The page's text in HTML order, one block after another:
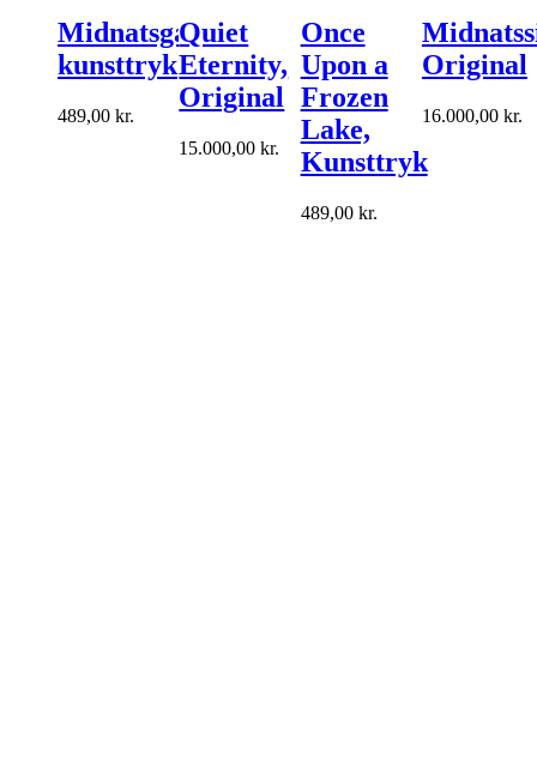
Midnatsgæsten,
kunsttryk
489,00 kr.
Quiet
Eternity,
Original
15.000,00kr.
Once
Upon a
Frozen
Lake,
Kunsttryk
489,00 kr.
Original
16.000,00 kr.